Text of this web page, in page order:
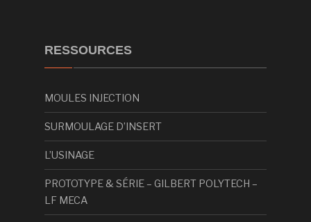
RESSOURCES
MOULES INJECTION
SURMOULAGE D’INSERT
L’USINAGE
PROTOTYPE & SÉRIE – GILBERT POLYTECH –
LF MECA